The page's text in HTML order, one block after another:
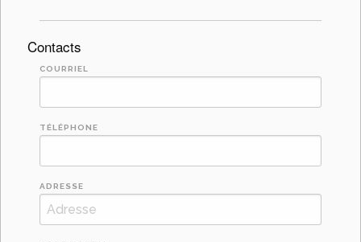
Contacts
COURRIEL
TÉLÉPHONE
ADRESSE